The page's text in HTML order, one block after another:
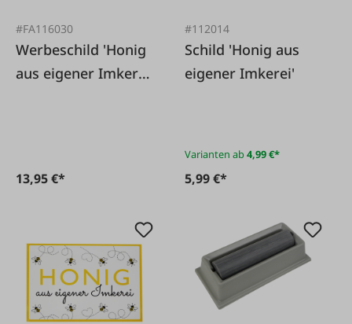
#FA116030
Werbeschild 'Honig
aus eigener Imkerei'
13,95 €*
#112014
Schild 'Honig aus
eigener Imkerei'
Varianten ab4,99 €*
5,99 €*